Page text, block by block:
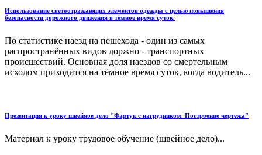
Использование светоотражающих элементов одежды с целью повышения
безопасности дорожного движения в тёмное время суток.
По статистике наезд на пешехода - один из самых
распространённых видов доржно - транспортных
происшествий. Основная доля наездов со смертельным
исходом приходится на тёмное время суток, когда водитель...
Презентация к уроку швейное дело "Фартук с нагрудником. Построение чертежа"
Материал к уроку трудовое обучение (швейное дело)...